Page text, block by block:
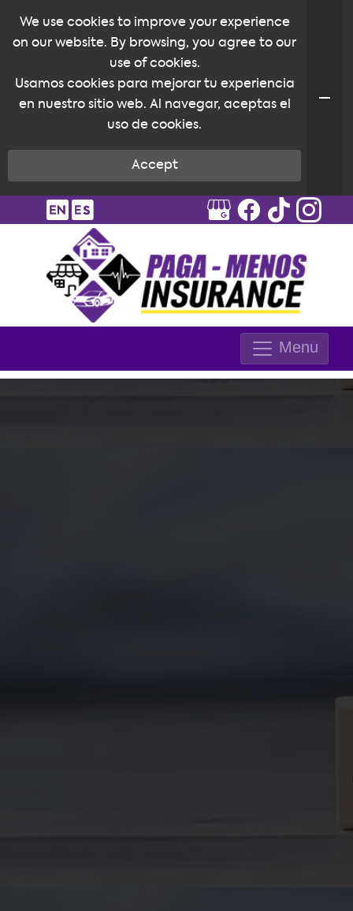
Menu
We use cookies to improve your experience
on our website. By browsing, you agree to our
use of cookies.
Usamos cookies para mejorar tu experiencia
en nuestro sitio web. Al navegar, aceptas el
uso de cookies.
Accept